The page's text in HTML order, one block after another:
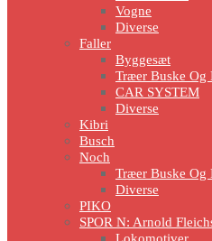
Vogne
Diverse
Faller
Byggesæt
Træer Buske Og
CAR SYSTEM
Diverse
Kibri
Busch
Noch
Træer Buske Og
Diverse
PIKO
SPOR N: Arnold
Lokomotiver